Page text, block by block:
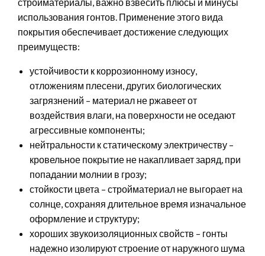
стройматериалы, важно взвесить плюсы и минусы
использования гонтов. Применение этого вида
покрытия обеспечивает достижение следующих
преимуществ:
устойчивости к коррозионному износу,
отложениям плесени, других биологических
загрязнений – материал не ржавеет от
воздействия влаги, на поверхности не оседают
агрессивные компоненты;
нейтральности к статическому электричеству –
кровельное покрытие не накапливает заряд, при
попадании молнии в грозу;
стойкости цвета – стройматериал не выгорает на
солнце, сохраняя длительное время изначальное
оформление и структуру;
хороших звукоизоляционных свойств – гонты
надежно изолируют строение от наружного шума